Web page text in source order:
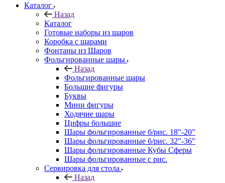
Каталог
Назад
Каталог
Готовые наборы из шаров
Коробка с шарами
Фонтаны из Шаров
Фольгированные шары
Назад
Фольгированные шары
Большие фигуры
Буквы
Мини фигуры
Ходячие шары
Цифры большие
Шары фольгированные б/рис. 18"-20"
Шары фольгированные б/рис. 32"-36"
Шары фольгированные Кубы Сферы
Шары фольгированные с рис.
Сервировка для стола
Назад